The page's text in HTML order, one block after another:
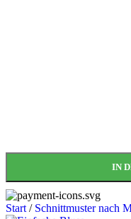
IN
Start / Schnittmuster nach